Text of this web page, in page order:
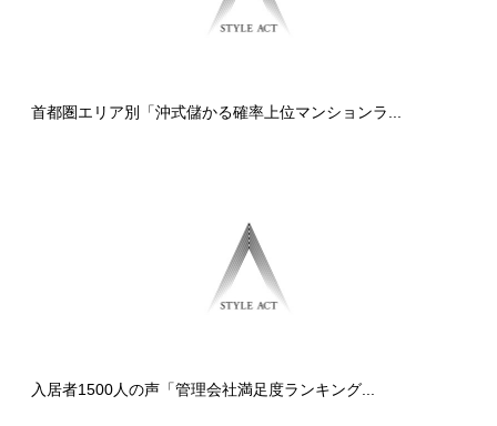
首都圏エリア別「沖式儲かる確率上位マンションラ...
入居者1500人の声「管理会社満足度ランキング...